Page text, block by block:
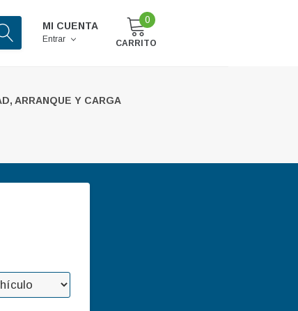
MI CUENTA
Entrar
0
CARRITO
ARRANQUE Y CARGA